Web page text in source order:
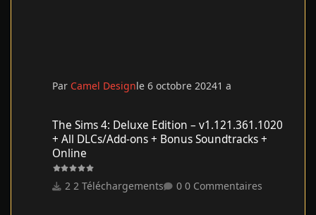
Par Camel Designle 6 octobre 20241 a
The Sims 4: Deluxe Edition – v1.121.361.1020
+ All DLCs/Add-ons + Bonus Soundtracks +
Online
2 Téléchargements 0 Commentaires